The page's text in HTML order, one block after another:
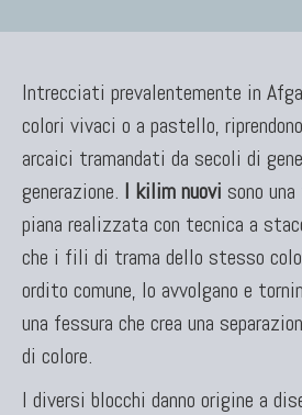
Intrecciati prevalentemente in
colori vivaci o a pastello,
arcaici tramandati da secoli di
generazione. I kilim nuovi sono
piana realizzata con tecnica a
che i fili di trama dello stesso
ordito comune, lo avvolgano e
una fessura che crea una
di colore.
I diversi blocchi danno origine a